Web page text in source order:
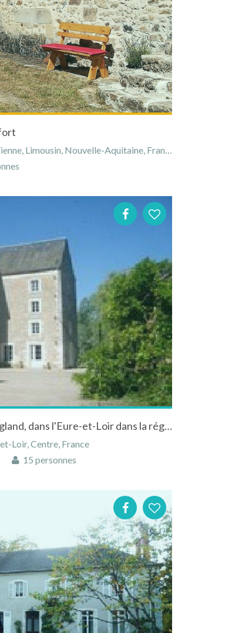
Limousin, Nouvelle-Aquitaine, France
Chambres d'hôtes au Moulin de Ségland, dans l'Eure-et-Loir dans la région du Centre
Loir, Centre, France
15 personnes